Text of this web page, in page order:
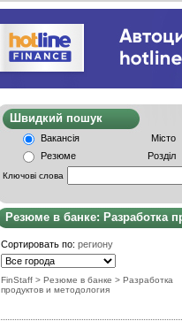
Швидкий
Вакансія
Місто
Резюме
Розділ
Ключові слова
Резюме в банке: Разработка
Сортировать по: региону
FinStaff > Резюме в банке > Разработка
продуктов и методология